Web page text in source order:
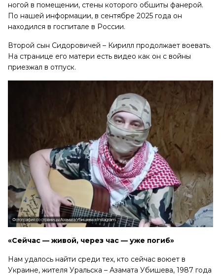
ногой в помещении, стены которого обшиты фанерой.
По нашей информации, в сентябре 2025 года он
находился в госпитале в России.
Второй сын Сидоровичей – Кирилл продолжает воевать.
На странице его матери есть видео как он с войны
приезжал в отпуск.
«Сейчас — живой, через час — уже погиб»
Нам удалось найти среди тех, кто сейчас воюет в
Украине, жителя Уральска – Азамата Убишева, 1987 года